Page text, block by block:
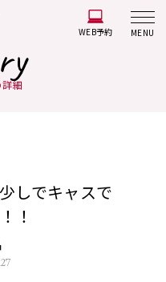
WEB予約 MENU
細
しでキャスで
！